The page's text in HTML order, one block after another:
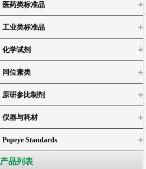
医药类标准品
工业类标准品
化学试剂
同位素类
原研参比制剂
仪器与耗材
Popeye Standards
产品列表
4,5-二氯儿茶酚
3,4,5-三氯邻苯二酚/3,4,5-三氯儿茶酚
4,5-二氯愈创木酚
4,5,6-三氯愈创木酚